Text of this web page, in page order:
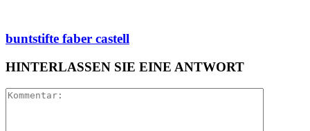
buntstifte faber castell
HINTERLASSEN SIE EINE ANTWORT